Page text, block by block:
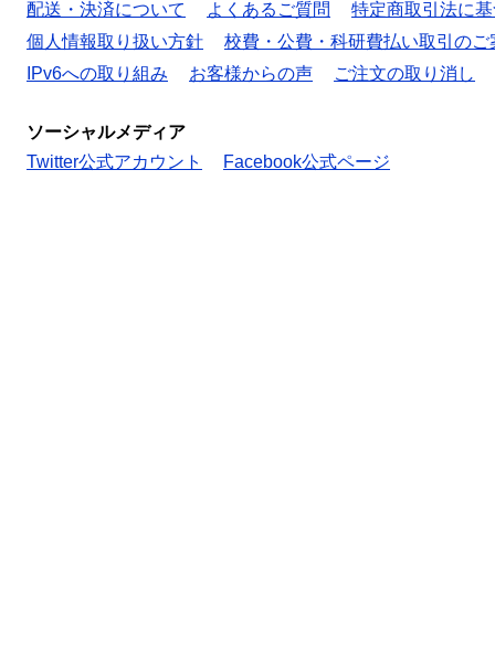
配送・決済について よくあるご質問
特定商取引法に
個人情報取り扱い方針
校費・公費・科研費払い取引のご
IPv6への取り組み
お客様からの声 ご注文の取り消し
ソーシャルメディア
Twitter公式アカウント
Facebook公式ページ